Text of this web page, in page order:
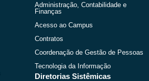
Administração, Contabilidade e
Finanças
Acesso ao Campus
Contratos
Coordenação de Gestão de Pessoas
Tecnologia da Informação
Diretorias Sistêmicas